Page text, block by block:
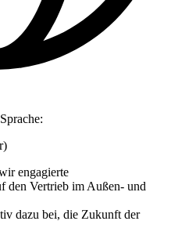
engagierte
den Vertrieb im Außen- und
dazu bei, die Zukunft der